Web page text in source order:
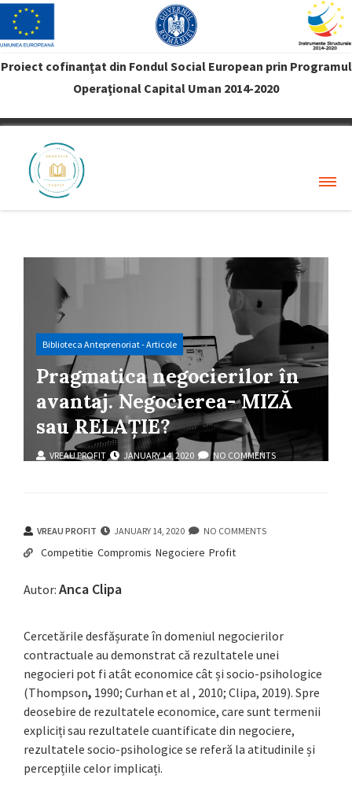
Proiect cofinanţat din Fondul Social European prin Programul
Operaţional Capital Uman 2014-2020
VREAU PROFIT
Biblioteca Anteprenoriat - Articole
Pragmatica negocierilor în
avantaj. Negocierea- MIZĂ
sau RELAȚIE?
VREAU PROFIT JANUARY 14, 2020 NO COMMENTS
VREAU PROFIT JANUARY 14, 2020 NO COMMENTS
Competitie Compromis Negociere Profit
Autor: Anca Clipa
Cercetările desfășurate în domeniul negocierilor
contractuale au demonstrat că rezultatele unei
negocieri pot fi atât economice cât și socio-psihologice
(Thompson, 1990; Curhan et al , 2010; Clipa, 2019). Spre
deosebire de rezultatele economice, care sunt termenii
expliciți sau rezultatele cuantificate din negociere,
rezultatele socio-psihologice se referă la atitudinile și
percepțiile celor implicați.